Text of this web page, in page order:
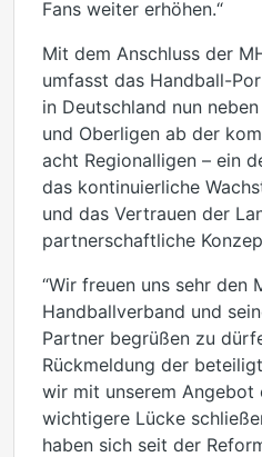
Fans weiter erhöhen.“
Mit dem Anschluss der
umfasst das Handball-
in Deutschland nun
und Oberligen ab der
acht Regionalligen – ein
das kontinuierliche
und das Vertrauen der
partnerschaftliche
“Wir freuen uns sehr den
Handballverband und
Partner begrüßen zu
Rückmeldung der
wir mit unserem Angebot
wichtigere Lücke
haben sich seit der